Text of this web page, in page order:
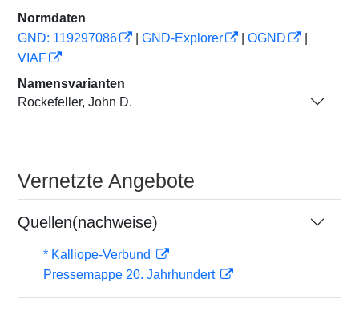
Normdaten
GND: 119297086
GND-Explorer OGND
VIAF
Namensvarianten
Rockefeller, John D.
Vernetzte Angebote
Quellen(nachweise)
* Kalliope-Verbund
Pressemappe 20. Jahrhundert